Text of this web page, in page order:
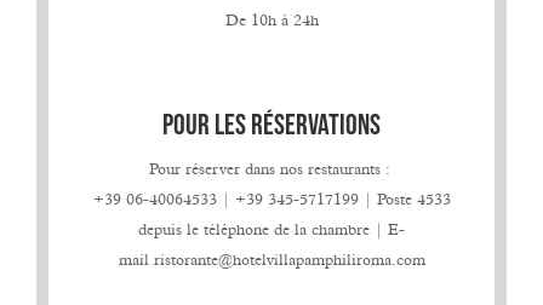
De 10h à 24h
POUR LES RÉSERVATIONS
Pour réserver dans nos restaurants :
+39 06-40064533 | +39 345-5717199 | Poste 4533
depuis le téléphone de la chambre | E-
mail ristorante@hotelvillapamphiliroma.com